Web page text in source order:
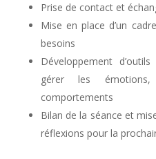
Prise de contact et
Mise en place d’un
besoins
Développement
gérer les
comportements
Bilan de la séance et
réflexions pour la